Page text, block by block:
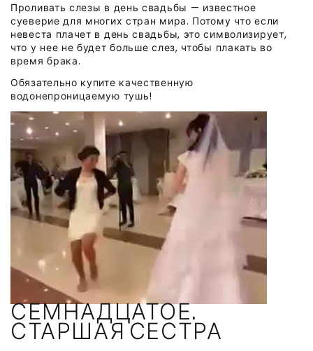
Проливать слезы в день свадьбы — известное
суеверие для многих стран мира. Потому что если
невеста плачет в день свадьбы, это символизирует,
что у нее не будет больше слез, чтобы плакать во
время брака.
Обязательно купите качественную
водонепроницаемую тушь!
СЕМНАДЦАТОЕ.
СТАРШАЯ СЕСТРА